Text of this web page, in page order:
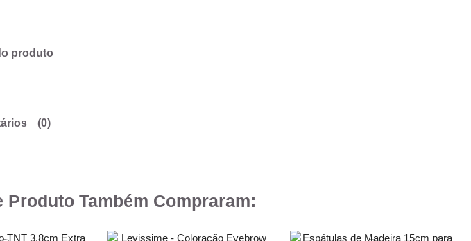
produto
(0)
Também Compraram: